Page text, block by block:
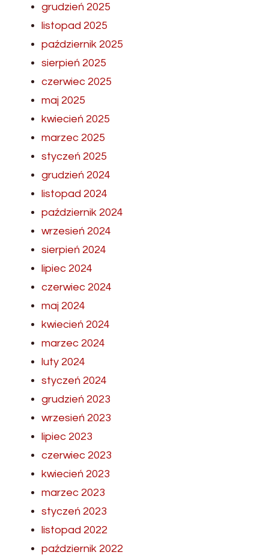
grudzień 2025
listopad 2025
październik 2025
sierpień 2025
czerwiec 2025
maj 2025
kwiecień 2025
marzec 2025
styczeń 2025
grudzień 2024
listopad 2024
październik 2024
wrzesień 2024
sierpień 2024
lipiec 2024
czerwiec 2024
maj 2024
kwiecień 2024
marzec 2024
luty 2024
styczeń 2024
grudzień 2023
wrzesień 2023
lipiec 2023
czerwiec 2023
kwiecień 2023
marzec 2023
styczeń 2023
listopad 2022
październik 2022